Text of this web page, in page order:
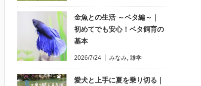
金魚との生活 ～ベタ編～｜
初めてでも安心！ベタ飼育の
基本
2026/7/24 みなみ 雑学
愛犬と上手に夏を乗り切る｜